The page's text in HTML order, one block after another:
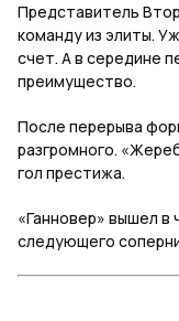
Представитель
команду из элиты.
счет. А в середине
преимущество.
После перерыва
разгромного.
гол престижа.
«Ганновер» вышел в
следующего